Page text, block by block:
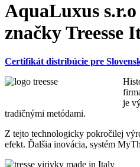
AquaLuxus
značky Treesse
Certifikát distribúcie pre
je
tradičnými metódami.
Z tejto technologicky pokročilej
efekt. Ďalšia inovácia, systém